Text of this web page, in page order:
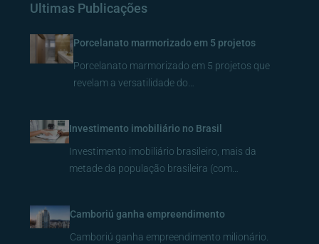
Ultimas Publicações
Porcelanato marmorizado em 5 projetos
Porcelanato marmorizado em 5 projetos que
revelam a versatilidade do…
Investimento imobiliário no Brasil
Investimento imobiliário brasileiro, mais da
metade da população brasileira (com…
Camboriú ganha empreendimento
Camboriú ganha empreendimento milionário.